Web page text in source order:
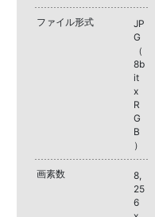
ファイル形式
JP
G
（
8b
it
x
R
G
B
）
画素数
8,
25
6